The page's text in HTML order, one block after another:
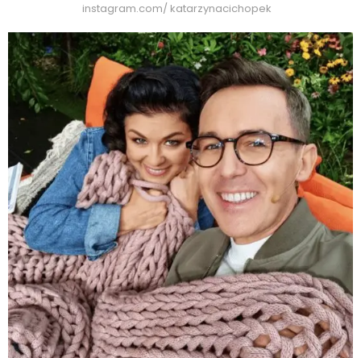
instagram.com/ katarzynacichopek